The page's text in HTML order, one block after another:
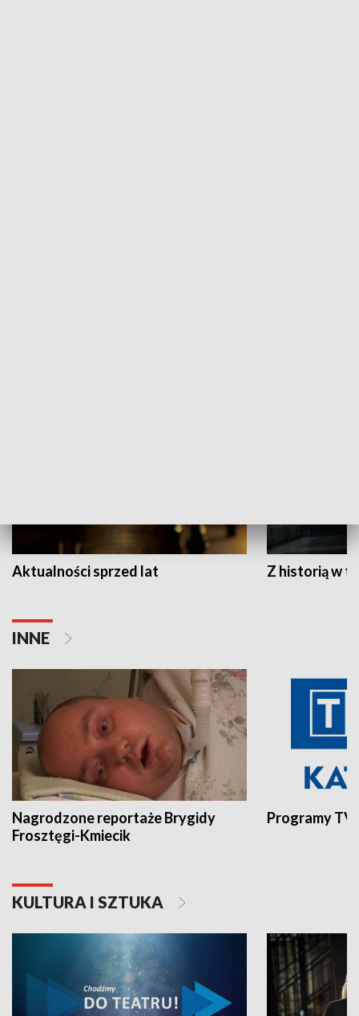
Aktualności sprzed lat Z historią w
INNE
Nagrodzone reportaże Brygidy
Frosztęgi-Kmiecik
Programy
KULTURA I SZTUKA